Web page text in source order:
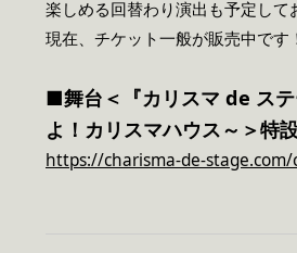
楽しめる回替わり演出も予定して
現在、チケット一般が販売中です
■舞台＜『カリスマ de ス
よ！カリスマハウス～＞特
https://charisma-de-